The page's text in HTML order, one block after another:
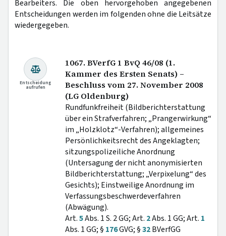
Bearbeiters. Die oben hervorgehoben angegebenen
Entscheidungen werden im folgenden ohne die Leitsätze
wiedergegeben.
Entscheidung
aufrufen
1067. BVerfG 1 BvQ 46/08 (1.
Kammer des Ersten Senats) –
Beschluss vom 27. November 2008
(LG Oldenburg)
Rundfunkfreiheit (Bildberichterstattung
über ein Strafverfahren; „Prangerwirkung“
im „Holzklotz“-Verfahren); allgemeines
Persönlichkeitsrecht des Angeklagten;
sitzungspolizeiliche Anordnung
(Untersagung der nicht anonymisierten
Bildberichterstattung; „Verpixelung“ des
Gesichts); Einstweilige Anordnung im
Verfassungsbeschwerdeverfahren
(Abwägung).
Art.5Abs. 1 S. 2 GG; Art. 2Abs. 1 GG; Art. 1
Abs. 1 GG; § 176GVG; §32BVerfGG